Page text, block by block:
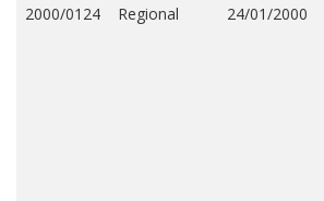
2000/0124 Regional 24/01/2000